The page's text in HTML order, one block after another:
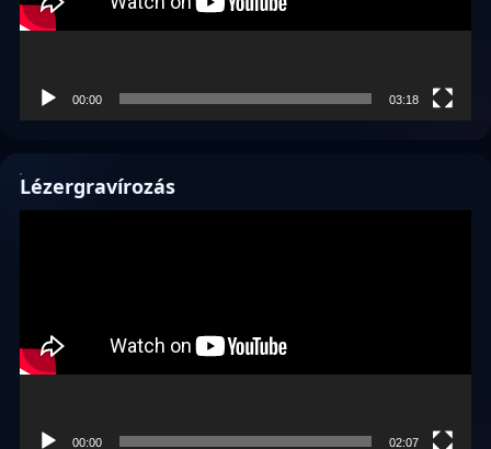
00:00 03:18
Lézergravírozás
00:00 02:07